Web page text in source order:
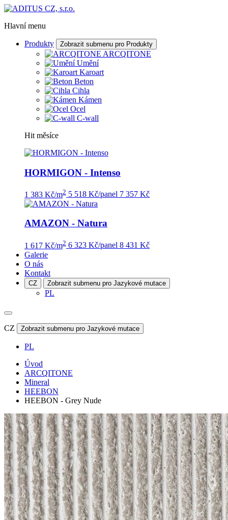
Hlavní menu
Produkty Zobrazit submenu pro Produkty
ARCQITONE
Umění
Karoart
Beton
Cihla
Kámen
Ocel
C-wall
Hit měsíce
HORMIGON - Intenso
1 383 Kč/m2 5 518 Kč/panel 7 357 Kč
AMAZON - Natura
1 617 Kč/m2 6 323 Kč/panel 8 431 Kč
Galerie
O nás
Kontakt
CZ Zobrazit submenu pro Jazykové mutace
PL
CZ Zobrazit submenu pro Jazykové mutace
PL
Úvod
ARCQITONE
Mineral
HEEBON
HEEBON - Grey Nude